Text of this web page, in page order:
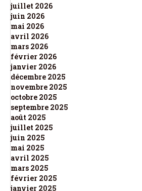
juillet 2026
juin 2026
mai 2026
avril 2026
mars 2026
février 2026
janvier 2026
décembre 2025
novembre 2025
octobre 2025
septembre 2025
août 2025
juillet 2025
juin 2025
mai 2025
avril 2025
mars 2025
février 2025
janvier 2025